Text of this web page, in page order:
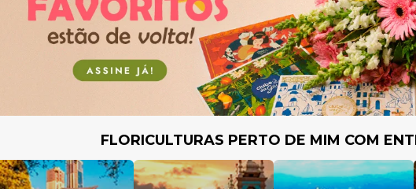
FLORICULTURAS PERTO DE MIM COM